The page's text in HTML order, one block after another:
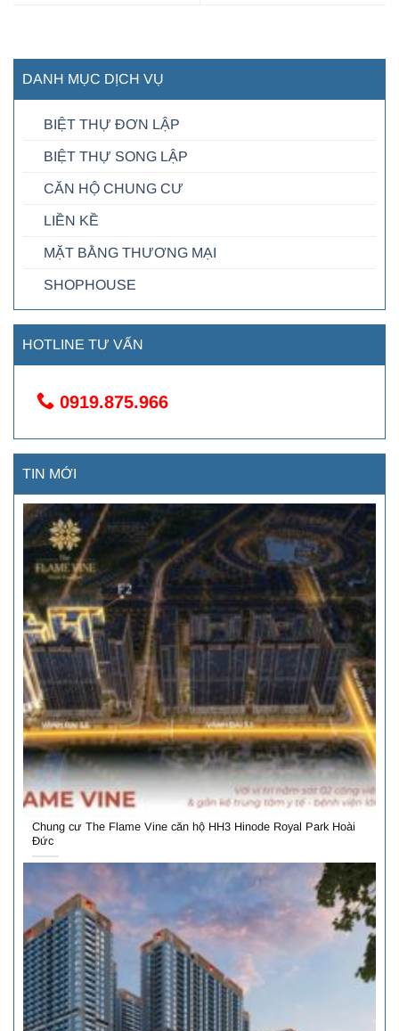
DANH MỤC DỊCH VỤ
BIỆT THỰ ĐƠN LẬP
BIỆT THỰ SONG LẬP
CĂN HỘ CHUNG CƯ
LIỀN KỀ
MẶT BẰNG THƯƠNG MẠI
SHOPHOUSE
HOTLINE TƯ VẤN
0919.875.966
TIN MỚI
Chung cư The Flame Vine căn hộ HH3 Hinode Royal Park Hoài
Đức